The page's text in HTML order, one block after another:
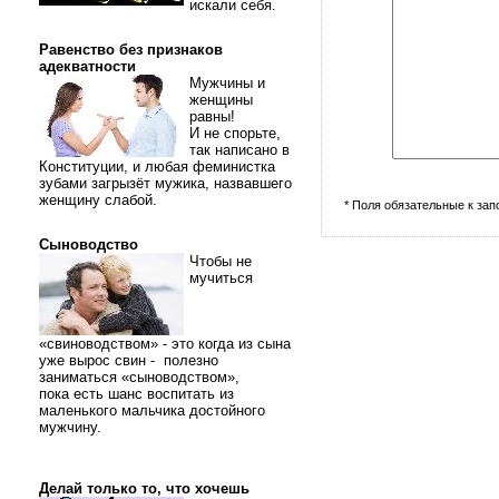
искали себя.
Равенство без признаков
адекватности
Мужчины и
женщины
равны!
И не спорьте,
так написано в
Конституции, и любая феминистка
зубами загрызёт мужика, назвавшего
женщину слабой.
Сыноводство
Чтобы не
мучиться
«свиноводством» - это когда из сына
уже вырос свин - полезно
заниматься «сыноводством»,
пока есть шанс воспитать из
маленького мальчика достойного
мужчину.
Делай только то, что хочешь
* Поля обязательные к